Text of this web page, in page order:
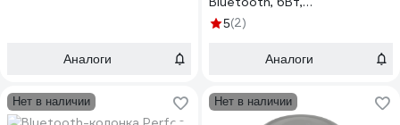
Аналоги
FM/microSD/USB, 65682
5(2)
Аналоги
Нет в наличии Нет в наличии